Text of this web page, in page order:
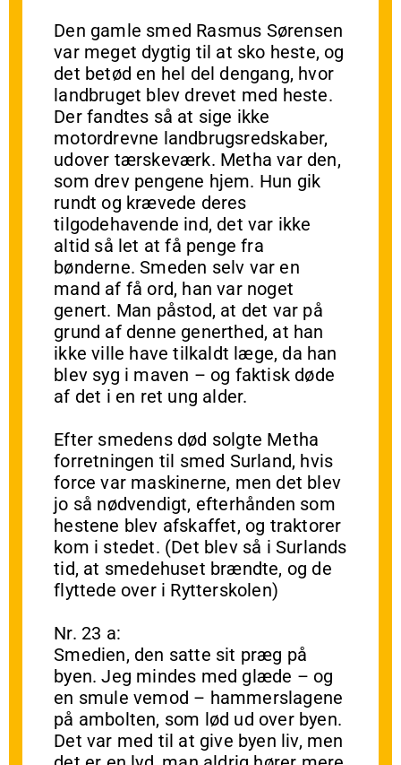
Den gamle smed Rasmus Sørensen
var meget dygtig til at sko heste, og
det betød en hel del dengang, hvor
landbruget blev drevet med heste.
Der fandtes så at sige ikke
motordrevne landbrugsredskaber,
udover tærskeværk. Metha var den,
som drev pengene hjem. Hun gik
rundt og krævede deres
tilgodehavende ind, det var ikke
altid så let at få penge fra
bønderne. Smeden selv var en
mand af få ord, han var noget
genert. Man påstod, at det var på
grund af denne generthed, at han
ikke ville have tilkaldt læge, da han
blev syg i maven – og faktisk døde
af det i en ret ung alder.
Efter smedens død solgte Metha
forretningen til smed Surland, hvis
force var maskinerne, men det blev
jo så nødvendigt, efterhånden som
hestene blev afskaffet, og traktorer
kom i stedet. (Det blev så i Surlands
tid, at smedehuset brændte, og de
flyttede over i Rytterskolen)
Nr. 23 a:
Smedien, den satte sit præg på
byen. Jeg mindes med glæde – og
en smule vemod – hammerslagene
på ambolten, som lød ud over byen.
Det var med til at give byen liv, men